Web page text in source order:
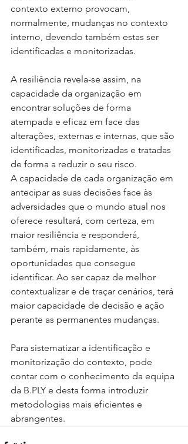
contexto externo provocam,
normalmente, mudanças no contexto
interno, devendo também estas ser
identificadas e monitorizadas.
A resiliência revela-se assim, na
capacidade da organização em
encontrar soluções de forma
atempada e eficaz em face das
alterações, externas e internas, que são
identificadas, monitorizadas e tratadas
de forma a reduzir o seu risco.
A capacidade de cada organização em
antecipar as suas decisões face às
adversidades que o mundo atual nos
oferece resultará, com certeza, em
maior resiliência e responderá,
também, mais rapidamente, às
oportunidades que consegue
identificar. Ao ser capaz de melhor
contextualizar e de traçar cenários, terá
maior capacidade de decisão e ação
perante as permanentes mudanças.
Para sistematizar a identificação e
monitorização do contexto, pode
contar com o conhecimento da equipa
da B.PLY e desta forma introduzir
metodologias mais eficientes e
abrangentes.